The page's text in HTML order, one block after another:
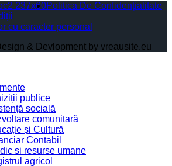
Politica De Confidențialitate
cu caracter personal
& Devlopment by vreausite.eu
publice
socială
comunitară
și Cultură
Contabil
si resurse umane
agricol